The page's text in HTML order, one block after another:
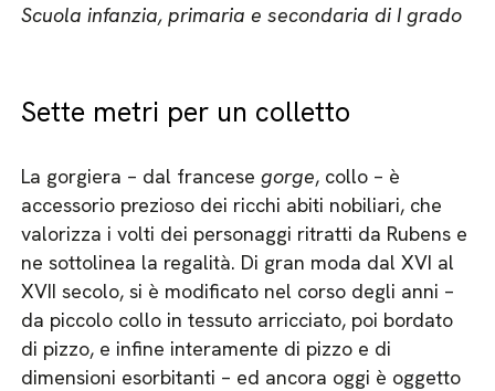
Scuola infanzia, primaria e secondaria di I grado
Sette metri per un colletto
La gorgiera – dal francesegorge, collo – è
accessorio prezioso dei ricchi abiti nobiliari, che
valorizza i volti dei personaggi ritratti da Rubens e
ne sottolinea la regalità. Di gran moda dal XVI al
XVII secolo, si è modificato nel corso degli anni –
da piccolo collo in tessuto arricciato, poi bordato
di pizzo, e infine interamente di pizzo e di
dimensioni esorbitanti – ed ancora oggi è oggetto